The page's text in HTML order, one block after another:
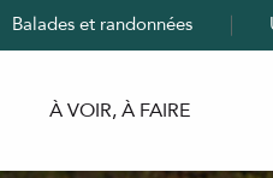
Balades et randonnées
À VOIR, À FAIRE